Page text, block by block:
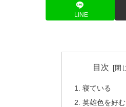
LINE
目次
寝ている
英雄色を好む